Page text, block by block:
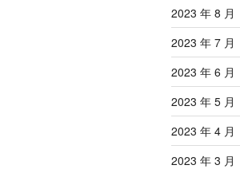
2023 年 8 月
2023 年 7 月
2023 年 6 月
2023 年 5 月
2023 年 4 月
2023 年 3 月